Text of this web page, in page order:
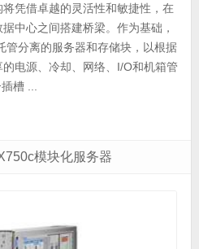
凭借卓越的灵活性和敏捷性，在
中心之间搭建桥梁。作为基础，
管分离的服务器和存储块，以根据
电源、冷却、网络、I/O和机箱管
槽 ...
模块化服务器